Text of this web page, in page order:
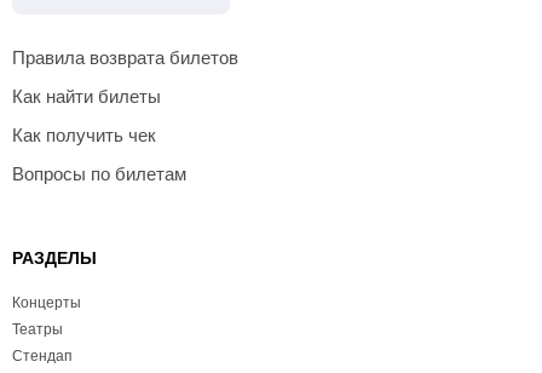
Правила возврата билетов
Как найти билеты
Как получить чек
Вопросы по билетам
РАЗДЕЛЫ
Концерты
Театры
Стендап